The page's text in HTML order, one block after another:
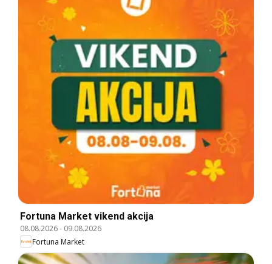
Fortuna Market vikend akcija
08.08.2026- 09.08.2026
Fortuna Market